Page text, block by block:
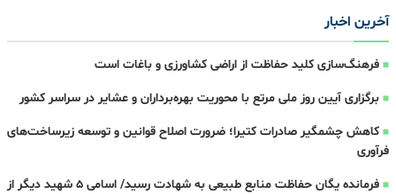
آخرین اخبار
فرهنگ‌سازی کلید حفاظت از اراضی کشاورزی و باغات است
برگزاری آیین روز ملی مرتع با محوریت بهره‌برداران و عشایر در سراسر کشور
کاهش چشمگیر صادرات کتیرا؛ ضرورت اصلاح قوانین و توسعه زیرساخت‌های
فرآوری
فرمانده یگان حفاظت منابع طبیعی به شهادت رسید/ اسامی 5 شهید دیگر از